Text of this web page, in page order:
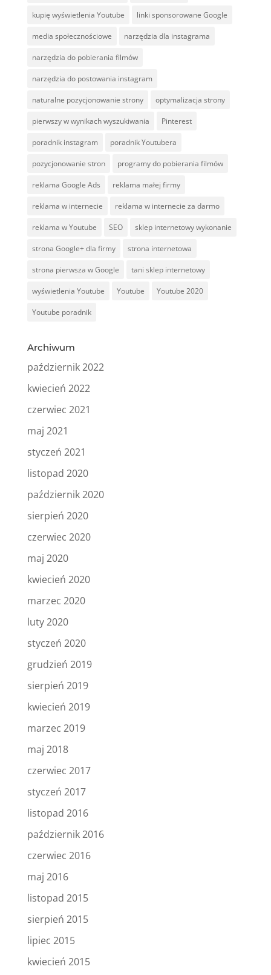
kupię wyświetlenia Youtube linki sponsorowane Google
media społecznościowe narzędzia dla instagrama
narzędzia do pobierania filmów
narzędzia do postowania instagram
naturalne pozycjonowanie strony optymalizacja strony
pierwszy w wynikach wyszukiwania Pinterest
poradnik instagram poradnik Youtubera
pozycjonowanie stron programy do pobierania filmów
reklama Google Ads reklama małej firmy
reklama w internecie reklama w internecie za darmo
reklama w Youtube SEO sklep internetowy wykonanie
strona Google+ dla firmy strona internetowa
strona pierwsza w Google tani sklep internetowy
wyświetlenia Youtube Youtube Youtube 2020
Youtube poradnik
Archiwum
październik 2022
kwiecień 2022
czerwiec 2021
maj 2021
styczeń 2021
listopad 2020
październik 2020
sierpień 2020
czerwiec 2020
maj 2020
kwiecień 2020
marzec 2020
luty 2020
styczeń 2020
grudzień 2019
sierpień 2019
kwiecień 2019
marzec 2019
maj 2018
czerwiec 2017
styczeń 2017
listopad 2016
październik 2016
czerwiec 2016
maj 2016
listopad 2015
sierpień 2015
lipiec 2015
kwiecień 2015